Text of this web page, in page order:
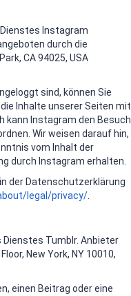
Instagram
durch die
CA 94025, USA
sind, können Sie
Inhalte unserer Seiten mit
kann Instagram den Besuch
Wir weisen darauf hin,
vom Inhalt der
durch Instagram erhalten.
der Datenschutzerklärung
legal/privacy/
Tumblr. Anbieter
New York, NY 10010,
einen Beitrag oder eine